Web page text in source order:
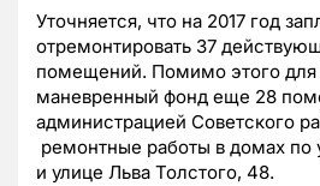
Уточняется, что на 2017 год
отремонтировать 37
помещений. Помимо этого для
маневренный фонд еще 28
администрацией Советского
ремонтные работы в домах по
и улице Льва Толстого, 48.